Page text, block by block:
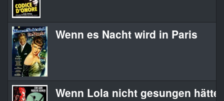
Wenn es Nacht wird in Paris
Wenn Lola nicht gesungen hätte